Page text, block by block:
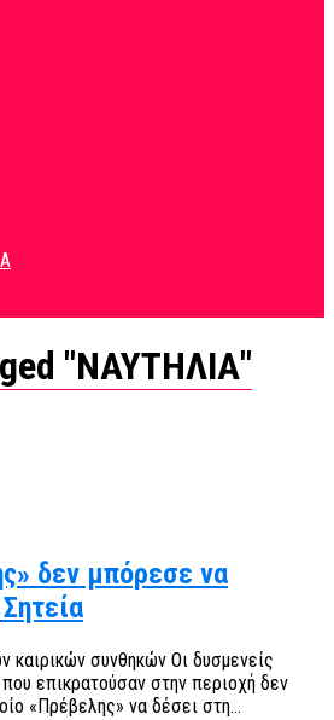
"ΝΑΥΤΗΛΙΑ"
δεν μπόρεσε να
συνθηκών Οι δυσμενείς
επικρατούσαν στην περιοχή δεν
«Πρέβελης» να δέσει στη...